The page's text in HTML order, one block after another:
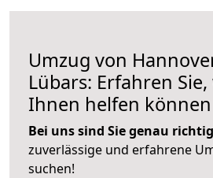
Umzug von
Lübars: Erfahren
Ihnen helfen können
Bei uns sind Sie genau richtig
zuverlässige und erfahrene
suchen!